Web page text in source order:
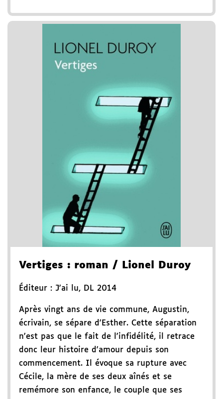
Vertiges : roman / Lionel Duroy
Éditeur : J'ai lu, DL 2014
Après vingt ans de vie commune, Augustin,
écrivain, se sépare d'Esther. Cette séparation
n'est pas que le fait de l'infidélité, il retrace
donc leur histoire d'amour depuis son
commencement. Il évoque sa rupture avec
Cécile, la mère de ses deux aînés et se
remémore son enfance, le couple que ses